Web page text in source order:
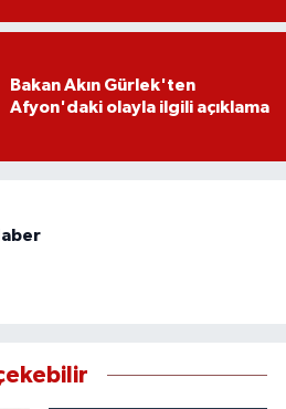
Bakan Akın Gürlek'ten
Afyon'daki olayla ilgili açıklama